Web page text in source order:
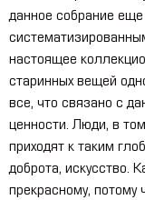
данное собрание еще
настоящее
старинных вещей
все, что связано с
ценности. Люди, в
приходят к таким
доброта, искусство.
прекрасному, потому